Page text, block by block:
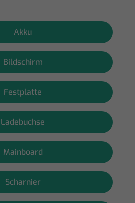
Akku
Bildschirm
Festplatte
Ladebuchse
Mainboard
Scharnier